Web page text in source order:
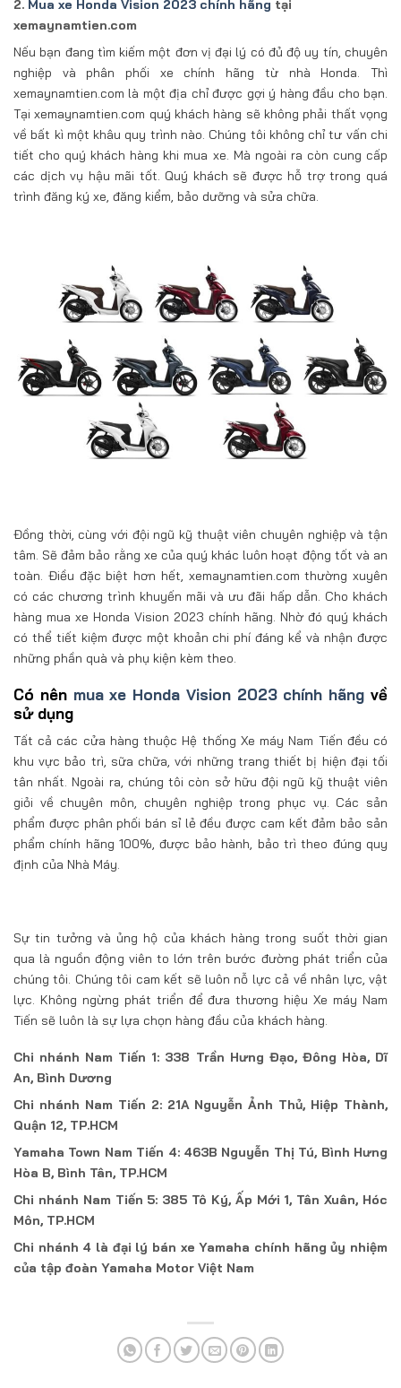
2. Mua xe Honda Vision 2023 chính hãng tại
xemaynamtien.com
Nếu bạn đang tìm kiếm một đơn vị đại lý có đủ độ uy tín, chuyên
nghiệp và phân phối xe chính hãng từ nhà Honda. Thì
xemaynamtien.com là một địa chỉ được gợi ý hàng đầu cho bạn.
Tại xemaynamtien.com quý khách hàng sẽ không phải thất vọng
về bất kì một khâu quy trình nào. Chúng tôi không chỉ tư vấn chi
tiết cho quý khách hàng khi mua xe. Mà ngoài ra còn cung cấp
các dịch vụ hậu mãi tốt. Quý khách sẽ được hỗ trợ trong quá
trình đăng ký xe, đăng kiểm, bảo dưỡng và sửa chữa.
Đồng thời, cùng với đội ngũ kỹ thuật viên chuyên nghiệp và tận
tâm. Sẽ đảm bảo rằng xe của quý khác luôn hoạt động tốt và an
toàn. Điều đặc biệt hơn hết, xemaynamtien.com thường xuyên
có các chương trình khuyến mãi và ưu đãi hấp dẫn. Cho khách
hàng mua xe Honda Vision 2023 chính hãng. Nhờ đó quý khách
có thể tiết kiệm được một khoản chi phí đáng kể và nhận được
những phần quà và phụ kiện kèm theo.
Có nên mua xe Honda Vision 2023 chính hãng về
sử dụng
Tất cả các cửa hàng thuộc Hệ thống Xe máy Nam Tiến đều có
khu vực bảo trì, sữa chữa, với những trang thiết bị hiện đại tối
tân nhất. Ngoài ra, chúng tôi còn sở hữu đội ngũ kỹ thuật viên
giỏi về chuyên môn, chuyên nghiệp trong phục vụ. Các sản
phẩm được phân phối bán sỉ lẻ đều được cam kết đảm bảo sản
phẩm chính hãng 100%, được bảo hành, bảo trì theo đúng quy
định của Nhà Máy.
Sự tin tưởng và ủng hộ của khách hàng trong suốt thời gian
qua là nguồn động viên to lớn trên bước đường phát triển của
chúng tôi. Chúng tôi cam kết sẽ luôn nỗ lực cả về nhân lực, vật
lực. Không ngừng phát triển để đưa thương hiệu Xe máy Nam
Tiến sẽ luôn là sự lựa chọn hàng đầu của khách hàng.
Chi nhánh Nam Tiến 1: 338 Trần Hưng Đạo, Đông Hòa, Dĩ
An, Bình Dương
Chi nhánh Nam Tiến 2: 21A Nguyễn Ảnh Thủ, Hiệp Thành,
Quận 12, TP.HCM
Yamaha Town Nam Tiến 4: 463B Nguyễn Thị Tú, Bình Hưng
Hòa B, Bình Tân, TP.HCM
Chi nhánh Nam Tiến 5: 385 Tô Ký, Ấp Mới 1, Tân Xuân, Hóc
Môn, TP.HCM
Chi nhánh 4 là đại lý bán xe Yamaha chính hãng ủy nhiệm
của tập đoàn Yamaha Motor Việt Nam